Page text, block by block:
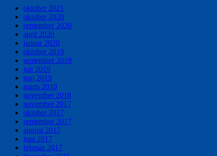
oktober 2021
oktober 2020
september 2020
april 2020
januar 2020
oktober 2019
september 2019
juli 2019
maj 2019
marts 2019
november 2018
november 2017
oktober 2017
september 2017
august 2017
juni 2017
februar 2017